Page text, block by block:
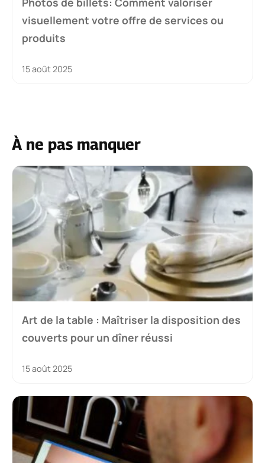
visuellement votre offre de services ou
produits
15 août 2025
À ne pas manquer
Art de la table : Maîtriser la disposition des
couverts pour un dîner réussi
15 août 2025